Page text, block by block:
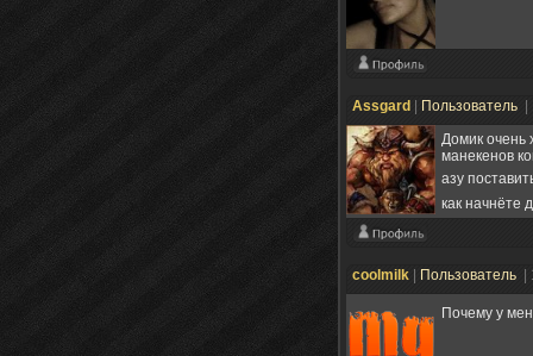
Assgard Пользователь
Домик
манекенов
азу
как начнёте
coolmilk Пользователь
Почему у